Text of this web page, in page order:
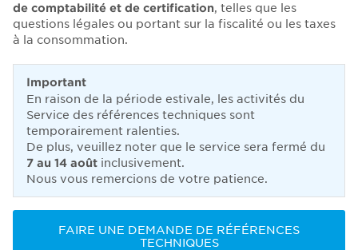
de comptabilité et de certification, telles que les
questions légales ou portant sur la fiscalité ou les taxes
à la consommation.
Important
En raison de la période estivale, les activités du
Service des références techniques sont
temporairement ralenties.
De plus, veuillez noter que le service sera fermé du
7 au 14 août inclusivement.
Nous vous remercions de votre patience.
FAIRE UNE DEMANDE DE RÉFÉRENCES
TECHNIQUES